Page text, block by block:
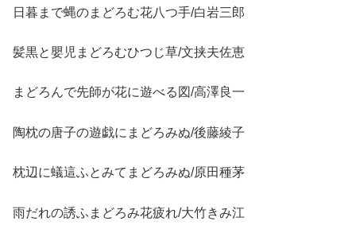
日暮まで蝿のまどろむ花八つ手/白岩三郎
髪黒と嬰児まどろむひつじ草/文挟夫佐恵
まどろんで先師が花に遊べる図/高澤良一
陶枕の唐子の遊戯にまどろみぬ/後藤綾子
枕辺に蟻這ふとみてまどろみぬ/原田種茅
雨だれの誘ふまどろみ花疲れ/大竹きみ江